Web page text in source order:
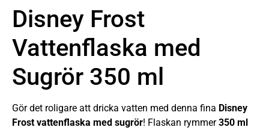
Disney Frost
Vattenflaska med
Sugrör 350 ml
Gör det roligare att dricka vatten med denna fina Disney
Frost vattenflaska med sugrör! Flaskan rymmer350 ml